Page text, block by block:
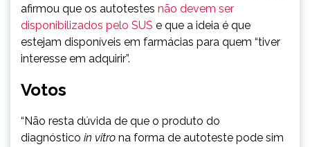
afirmou que os autotestes não devem ser
disponibilizados pelo SUS e que a ideia é que
estejam disponíveis em farmácias para quem “tiver
interesse em adquirir”.
Votos
“Não resta dúvida de que o produto do
diagnóstico in vitro na forma de autoteste pode sim